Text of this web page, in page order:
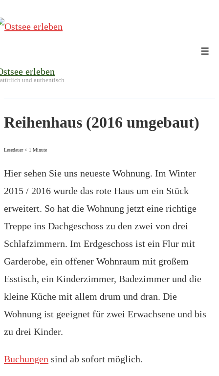
Zum
erleben
und authentisch
Reihenhaus (2016 umgebaut)
Lesedauer < 1 Minute
Hier sehen Sie uns neueste Wohnung. Im Winter
2015 / 2016 wurde das rote Haus um ein Stück
erweitert. So hat die Wohnung jetzt eine richtige
Treppe ins Dachgeschoss zu den zwei von drei
Schlafzimmern. Im Erdgeschoss ist ein Flur mit
Garderobe, ein offener Wohnraum mit großem
Esstisch, ein Kinderzimmer, Badezimmer und die
kleine Küche mit allem drum und dran. Die
Wohnung ist geeignet für zwei Erwachsene und bis
zu drei Kinder.
Buchungen sind ab sofort möglich.